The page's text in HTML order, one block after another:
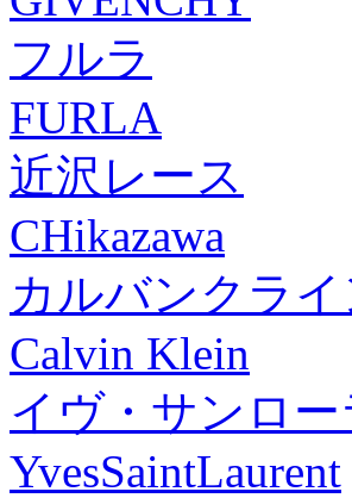
フルラ
FURLA
近沢レース
CHikazawa
カルバンクライ
Calvin Klein
イヴ・サンロー
YvesSaintLaurent